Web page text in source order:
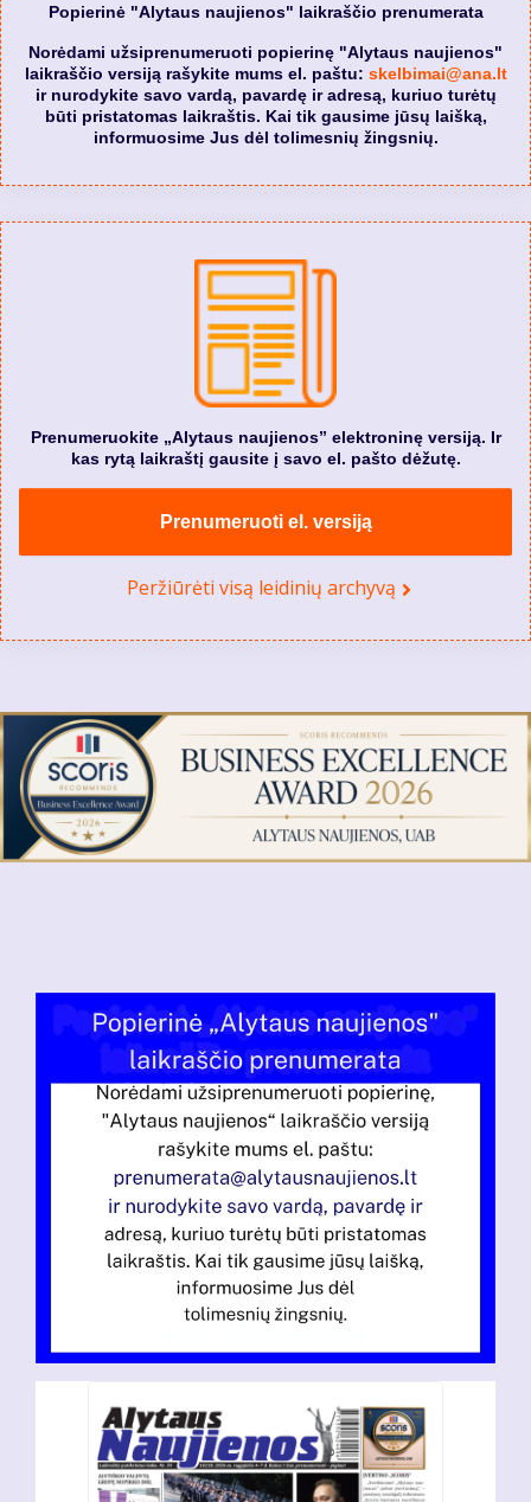
Popierinė "Alytaus naujienos" laikraščio prenumerata
Norėdami užsiprenumeruoti popierinę "Alytaus naujienos"
laikraščio versiją rašykite mums el. paštu: skelbimai@ana.lt
ir nurodykite savo vardą, pavardę ir adresą, kuriuo turėtų
būti pristatomas laikraštis. Kai tik gausime jūsų laišką,
informuosime Jus dėl tolimesnių žingsnių.
Prenumeruokite „Alytaus naujienos” elektroninę versiją. Ir
kas rytą laikraštį gausite į savo el. pašto dėžutę.
Prenumeruoti el. versiją
Peržiūrėti visą leidinių archyvą